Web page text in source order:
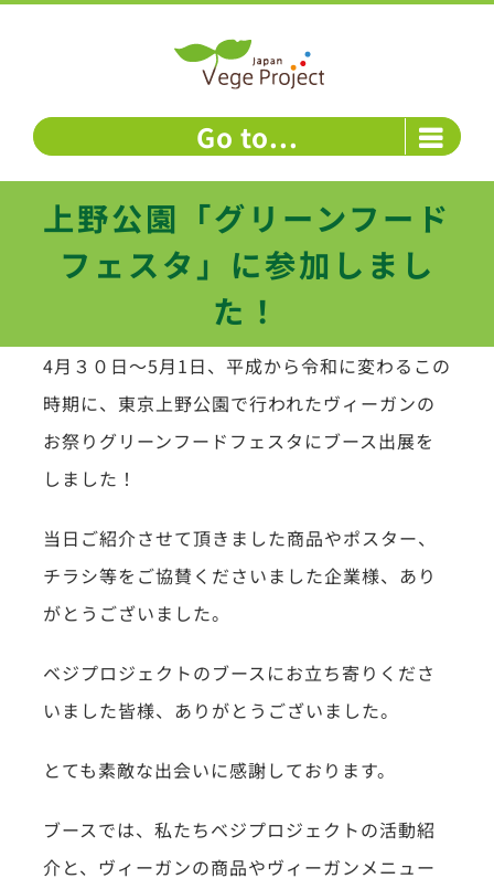
Go to...
上野公園「グリーンフード
フェスタ」に参加しまし
た！
4月３０日～5月1日、平成から令和に変わるこの
時期に、東京上野公園で行われたヴィーガンの
お祭りグリーンフードフェスタにブース出展を
しました！
当日ご紹介させて頂きました商品やポスター、
チラシ等をご協賛くださいました企業様、あり
がとうございました。
ベジプロジェクトのブースにお立ち寄りくださ
いました皆様、ありがとうございました。
とても素敵な出会いに感謝しております。
ブースでは、私たちベジプロジェクトの活動紹
介と、ヴィーガンの商品やヴィーガンメニュー